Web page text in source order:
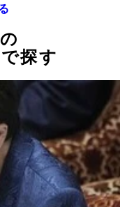
探す